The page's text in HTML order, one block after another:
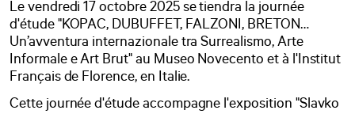
Le vendredi 17 octobre 2025 se tiendra la journée
d'étude "KOPAC, DUBUFFET, FALZONI, BRETON…
Un’avventura internazionale tra Surrealismo, Arte
Informale e Art Brut" au Museo Novecento et à l'Institut
Français de Florence, en Italie.
Cette journée d'étude accompagne l'exposition "Slavko